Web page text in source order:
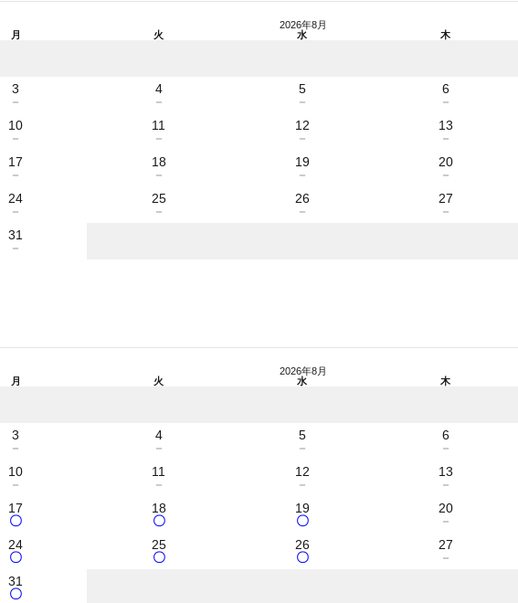
2026年8月
月 火 水 木
3
－
4
－
5
－
6
－
10
－
11
－
12
－
13
－
17
－
18
－
19
－
20
－
24
－
25
－
26
－
27
－
31
－
2026年8月
月 火 水 木
3
－
4
－
5
－
6
－
10
－
11
－
12
－
13
－
17
〇
18
〇
19
〇
20
－
24
〇
25
〇
26
〇
27
－
31
〇